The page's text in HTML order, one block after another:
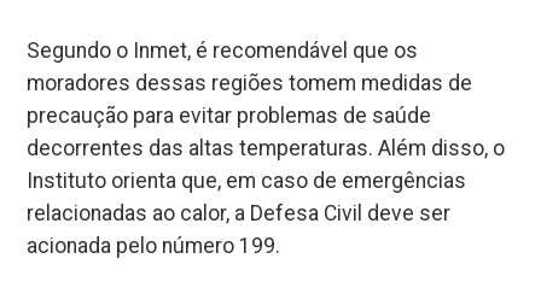
Segundo o Inmet, é recomendável que os
moradores dessas regiões tomem medidas de
precaução para evitar problemas de saúde
decorrentes das altas temperaturas. Além disso, o
Instituto orienta que, em caso de emergências
relacionadas ao calor, a Defesa Civil deve ser
acionada pelo número 199.